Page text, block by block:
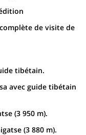
de visite de
tibétain.
avec guide tibétain
(3 950 m).
(3 880 m).